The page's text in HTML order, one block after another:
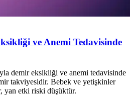
ve Anemi Tedavisinde
demir eksikliği ve anemi tedavisinde
takviyesidir. Bebek ve yetişkinler
yan etki riski düşüktür.